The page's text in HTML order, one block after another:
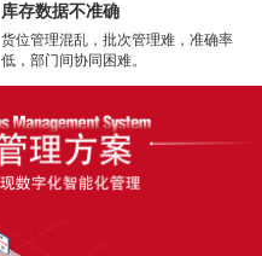
库存数据不准确
货位管理混乱，批次管理难，准确率
低，部门间协同困难。